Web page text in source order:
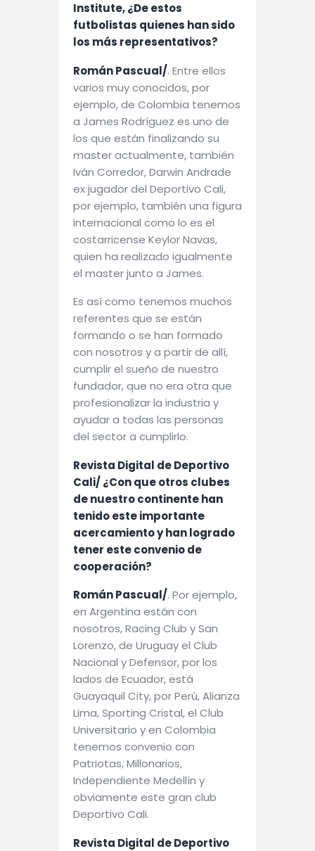
Institute, ¿De estos
futbolistas quienes han sido
los más representativos?
Román Pascual/. Entre ellos
varios muy conocidos, por
ejemplo, de Colombia tenemos
a James Rodríguez es uno de
los que están finalizando su
master actualmente, también
Iván Corredor, Darwin Andrade
ex jugador del Deportivo Cali,
por ejemplo, también una figura
internacional como lo es el
costarricense Keylor Navas,
quien ha realizado igualmente
el master junto a James.
Es así como tenemos muchos
referentes que se están
formando o se han formado
con nosotros y a partir de allí,
cumplir el sueño de nuestro
fundador, que no era otra que
profesionalizar la industria y
ayudar a todas las personas
del sector a cumplirlo.
Revista Digital de Deportivo
Cali/ ¿Con que otros clubes
de nuestro continente han
tenido este importante
acercamiento y han logrado
tener este convenio de
cooperación?
Román Pascual/. Por ejemplo,
en Argentina están con
nosotros, Racing Club y San
Lorenzo, de Uruguay el Club
Nacional y Defensor, por los
lados de Ecuador, está
Guayaquil City, por Perú, Alianza
Lima, Sporting Cristal, el Club
Universitario y en Colombia
tenemos convenio con
Patriotas, Millonarios,
Independiente Medellín y
obviamente este gran club
Deportivo Cali.
Revista Digital de Deportivo